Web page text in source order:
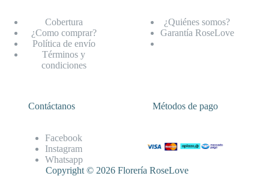
Cobertura
¿Como comprar?
Política de envío
Términos y
condiciones
¿Quiénes somos?
Garantía RoseLove
Contáctanos
Facebook
Instagram
Whatsapp
Métodos de pago
Copyright © 2026 Florería RoseLove